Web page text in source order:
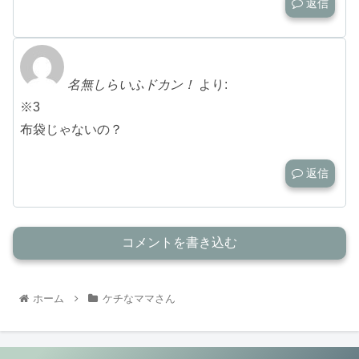
返信
名無しらいふドカン！ より:
※3
布袋じゃないの？
返信
コメントを書き込む
ホーム ケチなママさん